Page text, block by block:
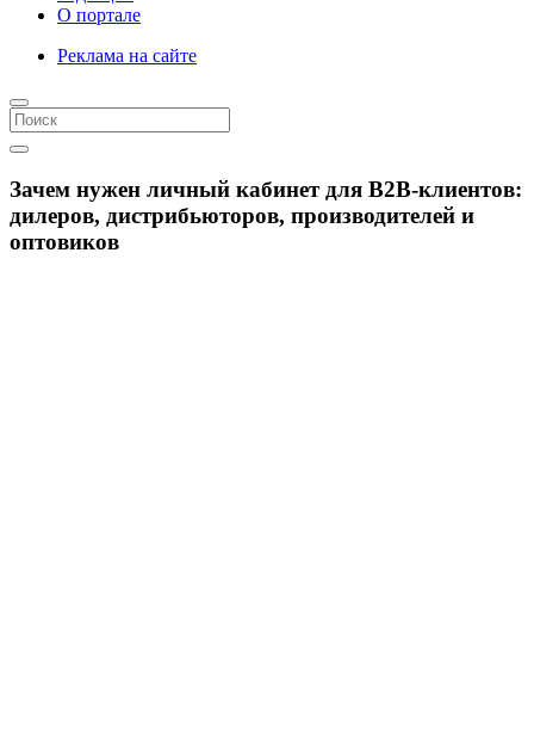
О портале
Реклама на сайте
Зачем нужен личный кабинет для B2B-клиентов:
дилеров, дистрибьюторов, производителей и
оптовиков